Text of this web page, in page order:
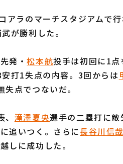
アラのマーチスタジアムで
が勝利した。
発・松本航投手は初回に1
打1失点の内容。3回からは
点でつないだ。
滝澤夏央選手の二塁打に
追いつく。さらに長谷川信哉
しに成功した。